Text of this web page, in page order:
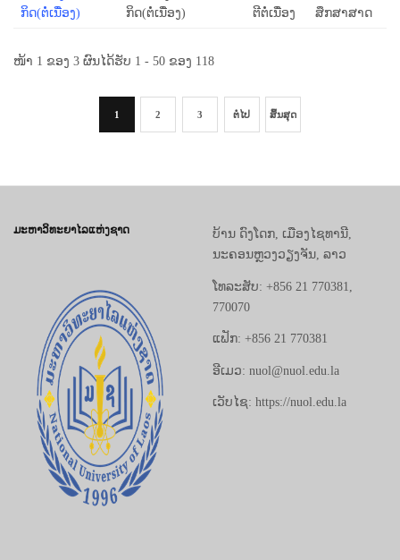
ກິດ(ຕໍ່ເນື່ອງ)
ກິດ(ຕໍ່ເນື່ອງ)
ຕີຕໍ່ເນື່ອງ
ສຶກສາສາດ
ໜ້າ 1 ຂອງ 3 ຜົນໄດ້ຮັບ 1 - 50 ຂອງ 118
1 2 3 ຕໍ່ໄປ ສິ້ນສຸດ
ມະຫາວິທະຍາໄລແຫ່ງຊາດ
ບ້ານ ດົງໂດກ, ເມືອງໄຊທານີ,
ນະຄອນຫຼວງວຽງຈັນ, ລາວ
ໂທລະສັບ: +856 21 770381,
770070
ແຟັກ: +856 21 770381
ອີເມວ: nuol@nuol.edu.la
ເວັບໄຊ: https://nuol.edu.la